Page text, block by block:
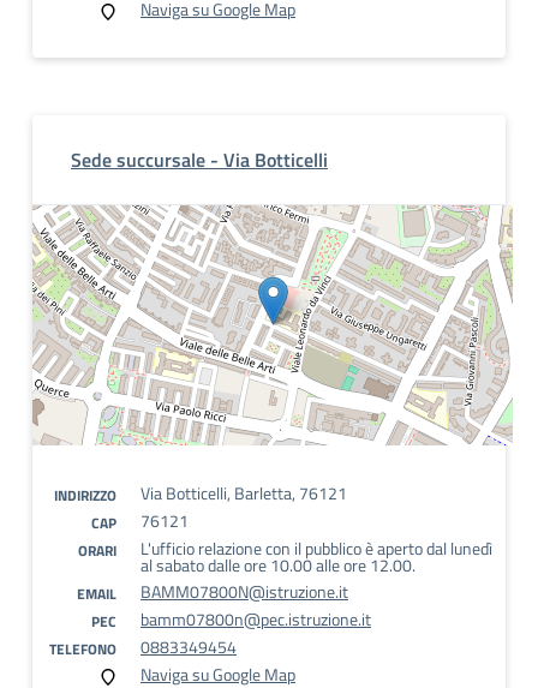
Naviga su Google Map
Sede succursale - Via Botticelli
INDIRIZZO Via Botticelli, Barletta, 76121
CAP 76121
ORARI L'ufficio relazione con il pubblico è aperto dal lunedì
al sabato dalle ore 10.00 alle ore 12.00.
EMAIL BAMM07800N@istruzione.it
PEC bamm07800n@pec.istruzione.it
TELEFONO
0883349454
Naviga su Google Map